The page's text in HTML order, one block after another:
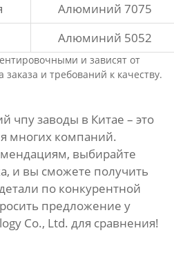
Алюминий 7075
Алюминий 5052
и зависят от
и требований к качеству.
чпу заводы в Китае – это
многих компаний.
выбирайте
и вы сможете получить
по конкурентной
предложение у
Co., Ltd. для сравнения!